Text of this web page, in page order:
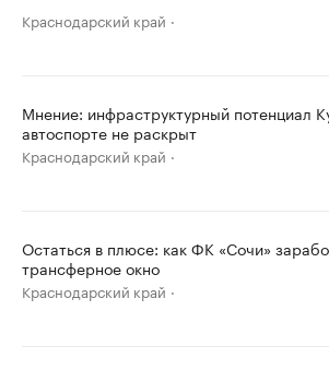
Краснодарский край
Мнение: инфраструктурный потенциал
автоспорте не раскрыт
Краснодарский край
Остаться в плюсе: как ФК «Сочи»
трансферное окно
Краснодарский край